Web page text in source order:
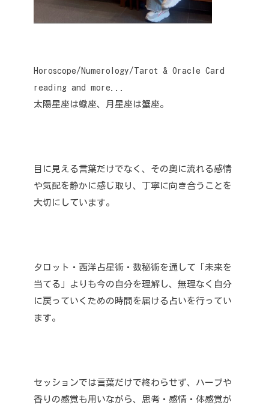
Horoscope/Numerology/Tarot & Oracle Card
reading and more...
太陽星座は蠍座、月星座は蟹座。
目に見える言葉だけでなく、その奥に流れる感情
や気配を静かに感じ取り、丁寧に向き合うことを
大切にしています。
タロット・西洋占星術・数秘術を通して「未来を
当てる」よりも今の自分を理解し、無理なく自分
に戻っていくための時間を届ける占いを行ってい
ます。
セッションでは言葉だけで終わらせず、ハーブや
香りの感覚も用いながら、思考・感情・体感覚が